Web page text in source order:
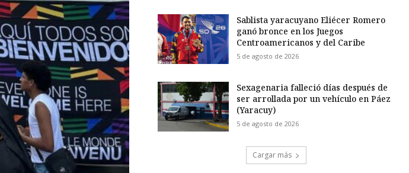
Sablista yaracuyano Eliécer Romero
ganó bronce en los Juegos
Centroamericanos y del Caribe
5 de agosto de 2026
Sexagenaria falleció días después de
ser arrollada por un vehículo en Páez
(Yaracuy)
5 de agosto de 2026
Cargar más